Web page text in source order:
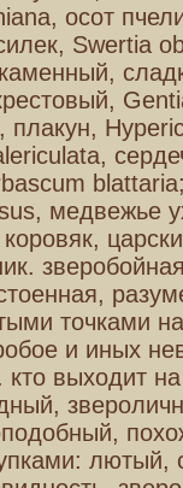
осот
Swertia
плакун,
медвежье
точками
и иных
выходит
лютый,